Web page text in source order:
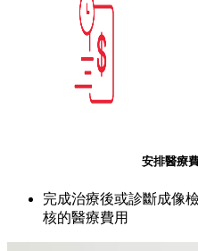
安排醫療
完成治療後或診斷成像
核的醫療費用